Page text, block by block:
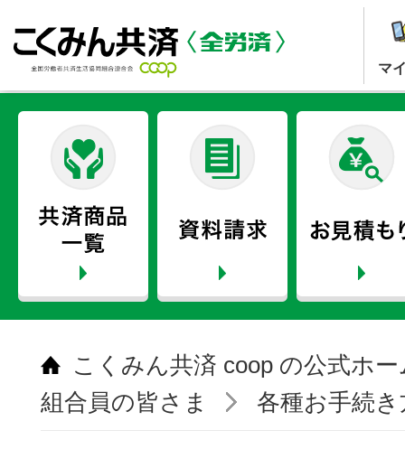
マ
こくみん共済 coop の公式ホ
組合員の皆さま
各種お手続